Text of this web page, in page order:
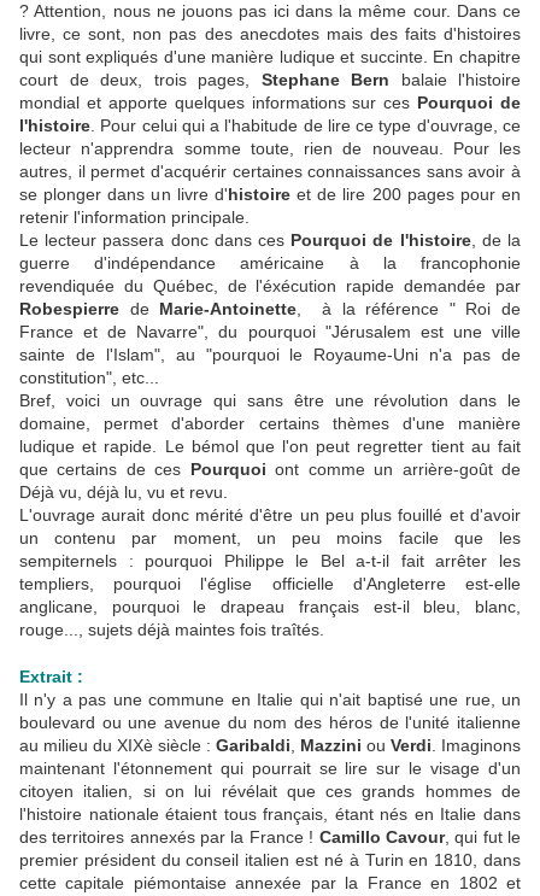
? Attention, nous ne jouons pas ici dans la même cour. Dans ce
livre, ce sont, non pas des anecdotes mais des faits d'histoires
qui sont expliqués d'une manière ludique et succinte. En chapitre
court de deux, trois pages, Stephane Bern balaie l'histoire
mondial et apporte quelques informations sur ces Pourquoi de
l'histoire . Pour celui qui a l'habitude de lire ce type d'ouvrage, ce
lecteur n'apprendra somme toute, rien de nouveau. Pour les
autres, il permet d'acquérir certaines connaissances sans avoir à
se plonger dans un livre d'histoireet de lire 200 pages pour en
retenir l'information principale.
Le lecteur passera donc dans ces Pourquoi de l'histoire, de la
guerre d'indépendance américaine à la francophonie
revendiquée du Québec, de l'éxécution rapide demandée par
Robespierre de Marie-Antoinette , à la référence " Roi de
France et de Navarre", du pourquoi "Jérusalem est une ville
sainte de l'Islam", au "pourquoi le Royaume-Uni n'a pas de
constitution", etc...
Bref, voici un ouvrage qui sans être une révolution dans le
domaine, permet d'aborder certains thèmes d'une manière
ludique et rapide. Le bémol que l'on peut regretter tient au fait
que certains de ces Pourquoi ont comme un arrière-goût de
Déjà vu, déjà lu, vu et revu.
L'ouvrage aurait donc mérité d'être un peu plus fouillé et d'avoir
un contenu par moment, un peu moins facile que les
sempiternels : pourquoi Philippe le Bel a-t-il fait arrêter les
templiers, pourquoi l'église officielle d'Angleterre est-elle
anglicane, pourquoi le drapeau français est-il bleu, blanc,
rouge..., sujets déjà maintes fois traîtés.
Extrait :
Il n'y a pas une commune en Italie qui n'ait baptisé une rue, un
boulevard ou une avenue du nom des héros de l'unité italienne
au milieu du XIXè siècle : Garibaldi Mazzini ou Verdi . Imaginons
maintenant l'étonnement qui pourrait se lire sur le visage d'un
citoyen italien, si on lui révélait que ces grands hommes de
l'histoire nationale étaient tous français, étant nés en Italie dans
des territoires annexés par la France ! Camillo Cavour, qui fut le
premier président du conseil italien est né à Turin en 1810, dans
cette capitale piémontaise annexée par la France en 1802 et